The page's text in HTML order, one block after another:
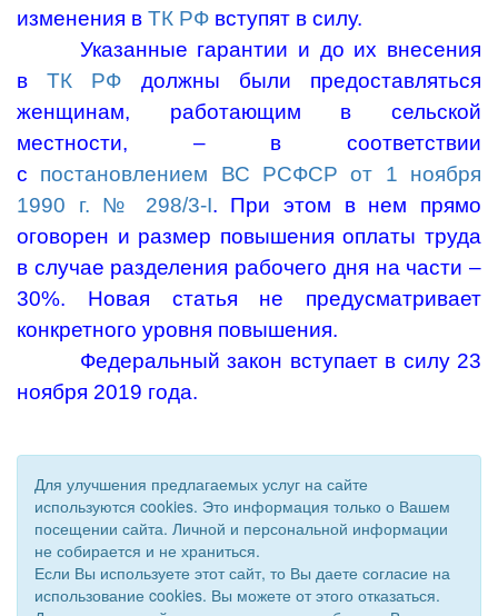
изменения в ТК РФ вступят в силу.
Указанные гарантии и до их внесения
вТК РФ должны были предоставляться
женщинам, работающим в сельской
местности, – в соответствии
с постановлением ВС РСФСР от 1 ноября
1990 г. № 298/3-I. При этом в нем прямо
оговорен и размер повышения оплаты труда
в случае разделения рабочего дня на части –
30%. Новая статья не предусматривает
конкретного уровня повышения.
Федеральный закон вступает в силу 23
ноября 2019 года.
Для улучшения предлагаемых услуг на сайте
используются cookies. Это информация только о Вашем
посещении сайта. Личной и персональной информации
не собирается и не храниться.
Если Вы используете этот сайт, то Вы даете согласие на
использование cookies. Вы можете от этого отказаться.